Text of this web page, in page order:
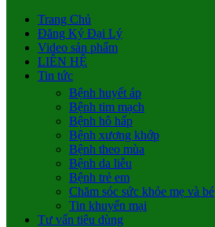
Trang Chủ
Đăng Ký Đại Lý
Video sản phẩm
LIÊN HỆ
Tin tức
Bệnh huyết áp
Bệnh tim mạch
Bệnh hô hấp
Bệnh xương khớp
Bệnh theo mùa
Bệnh da liễu
Bệnh trẻ em
Chăm sóc sức khỏe mẹ và bé
Tin khuyến mại
Tư vấn tiêu dùng